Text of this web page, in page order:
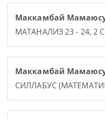
Маккамбай
МАТАНАЛИЗ 23 - 24, 2
Маккамбай
СИЛЛАБУС